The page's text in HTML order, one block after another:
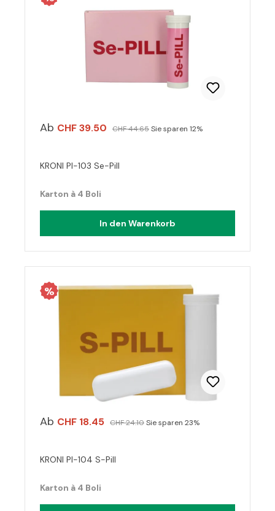
Ab CHF 39.50 CHF 44.65Sie sparen 12%
KRONI PI-103 Se-Pill
Karton à 4 Boli
In den Warenkorb
%
Ab CHF 18.45 CHF 24.10Sie sparen 23%
KRONI PI-104 S-Pill
Karton à 4 Boli